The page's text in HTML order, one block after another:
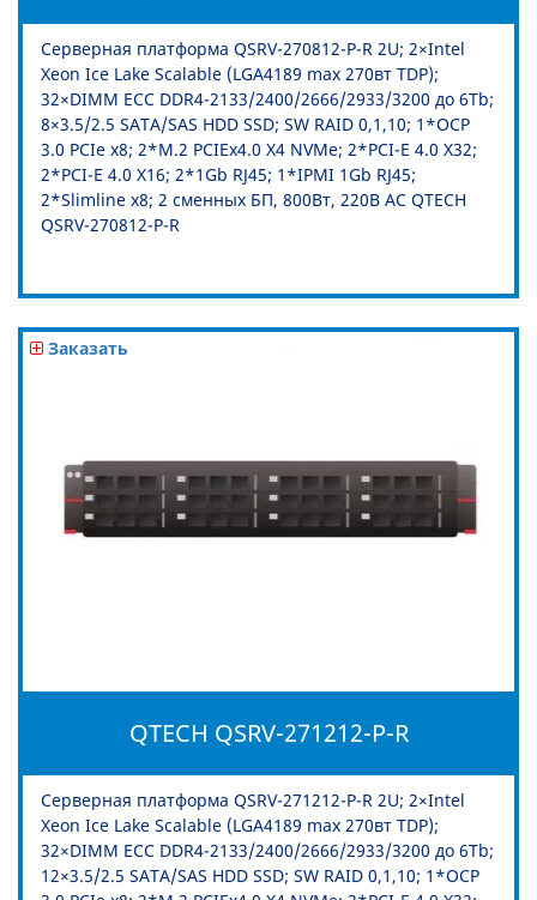
Серверная платформа QSRV-270812-P-R 2U; 2×Intel
Xeon Ice Lake Scalable (LGA4189 max 270вт TDP);
32×DIMM ECC DDR4-2133/2400/2666/2933/3200 до 6Tb;
8×3.5/2.5 SATA/SAS HDD SSD; SW RAID 0,1,10; 1*OCP
3.0 PCIe x8; 2*M.2 PCIEx4.0 X4 NVMe; 2*PCI-E 4.0 X32;
2*PCI-E 4.0 X16; 2*1Gb RJ45; 1*IPMI 1Gb RJ45;
2*Slimline x8; 2 сменных БП, 800Вт, 220В АС QTECH
QSRV-270812-P-R
Заказать
QTECH QSRV-271212-P-R
Серверная платформа QSRV-271212-P-R 2U; 2×Intel
Xeon Ice Lake Scalable (LGA4189 max 270вт TDP);
32×DIMM ECC DDR4-2133/2400/2666/2933/3200 до 6Tb;
12×3.5/2.5 SATA/SAS HDD SSD; SW RAID 0,1,10; 1*OCP